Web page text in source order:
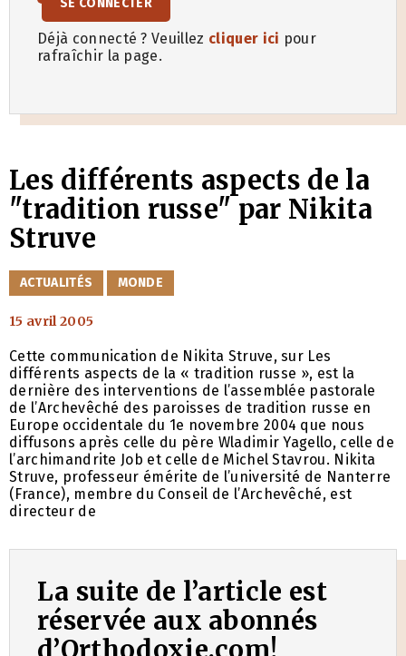
SE CONNECTER
Déjà connecté ? Veuillez cliquer ici pour
rafraîchir la page.
Les différents aspects de la
"tradition russe" par Nikita
Struve
CATÉGORIES
ACTUALITÉS MONDE
15 avril 2005
Cette communication de Nikita Struve, sur Les
différents aspects de la « tradition russe », est la
dernière des interventions de l’assemblée pastorale
de l’Archevêché des paroisses de tradition russe en
Europe occidentale du 1e novembre 2004 que nous
diffusons après celle du père Wladimir Yagello, celle de
l’archimandrite Job et celle de Michel Stavrou. Nikita
Struve, professeur émérite de l’université de Nanterre
(France), membre du Conseil de l’Archevêché, est
directeur de
La suite de l’article est
réservée aux abonnés
d’Orthodoxie.com!